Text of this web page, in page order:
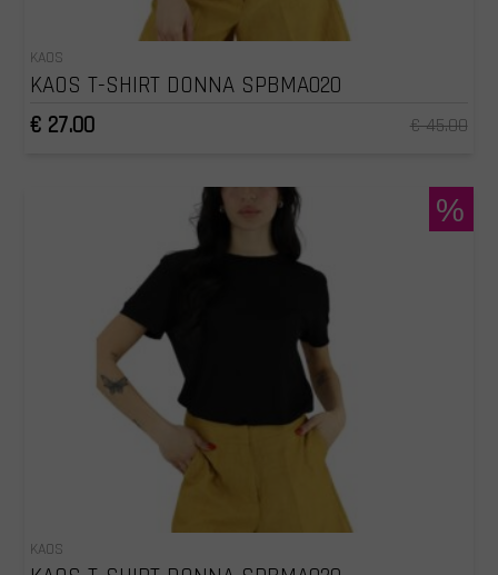
KAOS
KAOS T-SHIRT DONNA SPBMA020
€ 27.00
€ 45.00
KAOS
%